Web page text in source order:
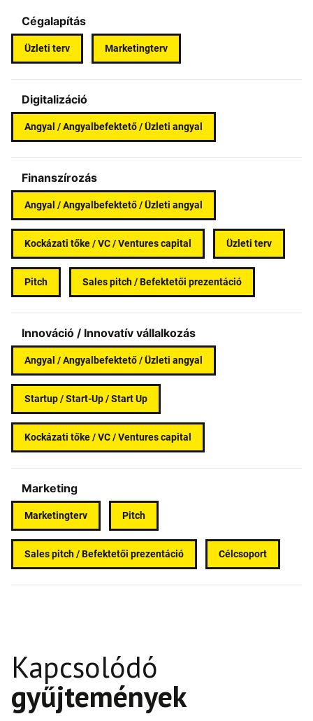
Cégalapítás
Üzleti terv Marketingterv
Digitalizáció
Angyal / Angyalbefektető / Üzleti angyal
Finanszírozás
Angyal / Angyalbefektető / Üzleti angyal
Kockázati tőke / VC / Ventures capital Üzleti terv
Pitch Sales pitch / Befektetői prezentáció
Innováció / Innovatív vállalkozás
Angyal / Angyalbefektető / Üzleti angyal
Startup / Start-Up / Start Up
Kockázati tőke / VC / Ventures capital
Marketing
Marketingterv Pitch
Sales pitch / Befektetői prezentáció Célcsoport
Kapcsolódó
gyűjtemények